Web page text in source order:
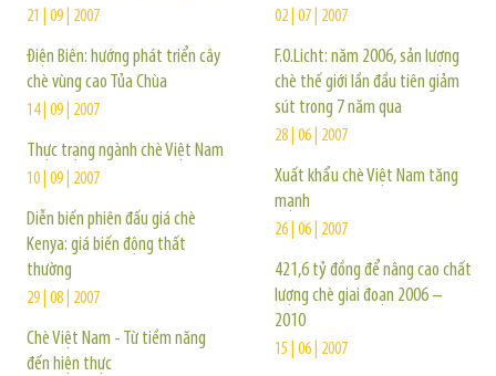
21 | 09 | 2007
Điện Biên: hướng phát triển cây
chè vùng cao Tủa Chùa
14 | 09 | 2007
Thực trạng ngành chè Việt Nam
10 | 09 | 2007
Diễn biến phiên đấu giá chè
Kenya: giá biến động thất
thường
29 | 08 | 2007
Chè Việt Nam - Từ tiềm năng
đến hiện thực
02 | 07 | 2007
F.O.Licht: năm 2006, sản lượng
chè thế giới lần đầu tiên giảm
sút trong 7 năm qua
28 | 06 | 2007
Xuất khẩu chè Việt Nam tăng
mạnh
26 | 06 | 2007
421,6 tỷ đồng để nâng cao chất
lượng chè giai đoạn 2006 –
2010
15 | 06 | 2007